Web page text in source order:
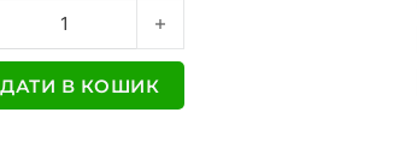
кількість
В КОШИК